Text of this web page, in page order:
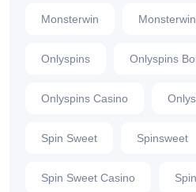
Monsterwin
Onlyspins Onlyspins
Onlyspins Casino
Spin Sweet Spinsweet
Spin Sweet Casino